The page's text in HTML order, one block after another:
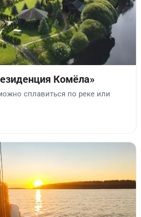
Комёла»
сплавиться по реке или